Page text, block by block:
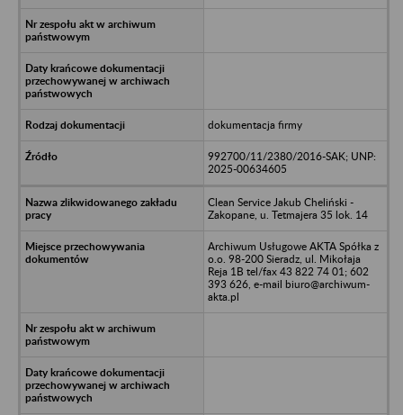
dokumentacja firmy
992700/11/2380/2016-SAK; UNP:
2025-00634605
Clean Service Jakub Cheliński -
Zakopane, u. Tetmajera 35 lok. 14
Archiwum Usługowe AKTA Spółka z
o.o. 98-200 Sieradz, ul. Mikołaja
Reja 1B tel/fax 43 822 74 01; 602
393 626, e-mail biuro@archiwum-
akta.pl